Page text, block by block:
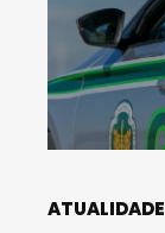
ATUALIDADE